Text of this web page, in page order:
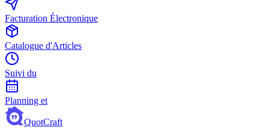
Facturation Électronique
Catalogue d'Articles
Suivi du
Planning et
QuotCraft